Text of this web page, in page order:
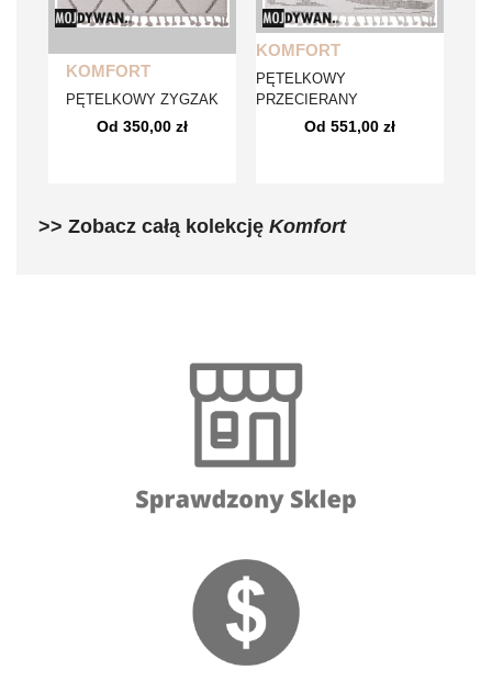
KOMFORT
PĘTELKOWY ZYGZAK
Od 350,00 zł
KOMFORT
PĘTELKOWY
PRZECIERANY
Od 551,00 zł
>> Zobacz całą kolekcję Komfort